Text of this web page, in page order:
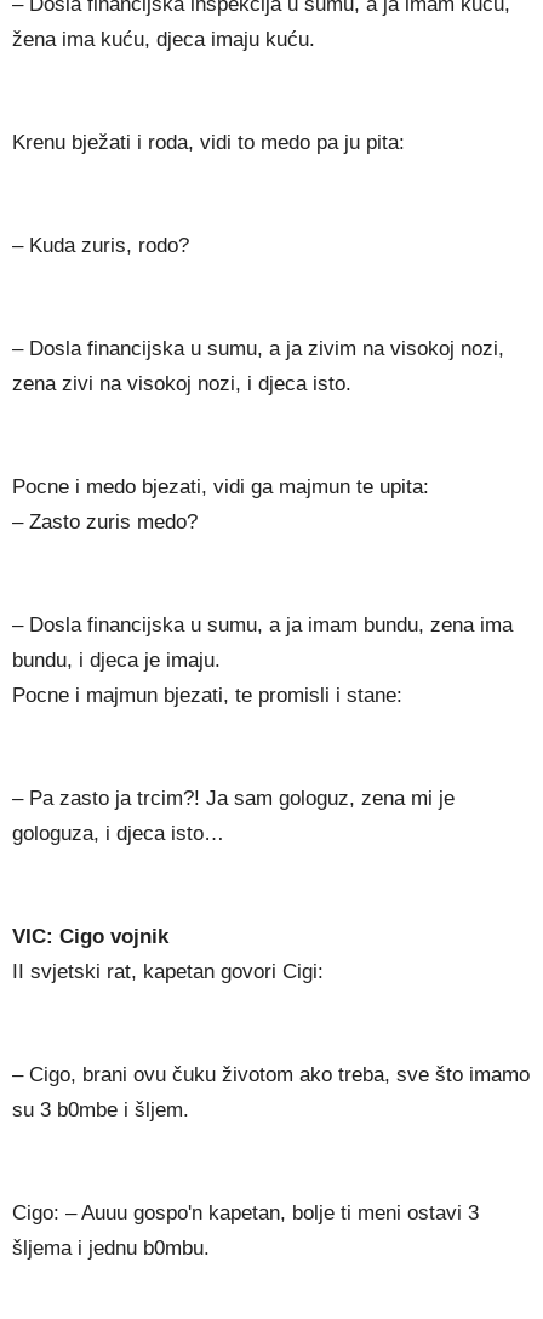
– Došla financijska inspekcija u šumu, a ja imam kuću,
žena ima kuću, djeca imaju kuću.
Krenu bježati i roda, vidi to medo pa ju pita:
– Kuda zuris, rodo?
– Dosla financijska u sumu, a ja zivim na visokoj nozi,
zena zivi na visokoj nozi, i djeca isto.
Pocne i medo bjezati, vidi ga majmun te upita:
– Zasto zuris medo?
– Dosla financijska u sumu, a ja imam bundu, zena ima
bundu, i djeca je imaju.
Pocne i majmun bjezati, te promisli i stane:
– Pa zasto ja trcim?! Ja sam gologuz, zena mi je
gologuza, i djeca isto…
VIC: Cigo vojnik
II svjetski rat, kapetan govori Cigi:
– Cigo, brani ovu čuku životom ako treba, sve što imamo
su 3 b0mbe i šljem.
Cigo: – Auuu gospo'n kapetan, bolje ti meni ostavi 3
šljema i jednu b0mbu.